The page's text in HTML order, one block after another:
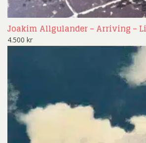
Joakim Allgulander – Arriving –
4.500 kr